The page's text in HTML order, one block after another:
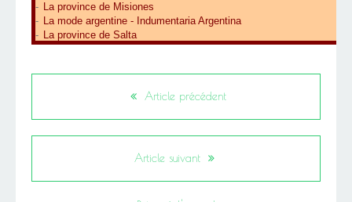
- La province de Misiones
- La mode argentine - Indumentaria Argentina
- La province de Salta
Article précédent
Article suivant